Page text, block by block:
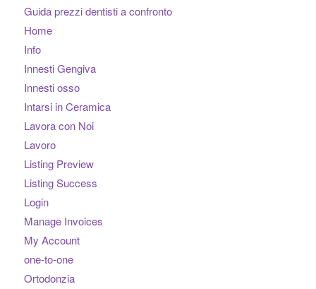
Guida prezzi dentisti a confronto
Home
Info
Innesti Gengiva
Innesti osso
Intarsi in Ceramica
Lavora con Noi
Lavoro
Listing Preview
Listing Success
Login
Manage Invoices
My Account
one-to-one
Ortodonzia